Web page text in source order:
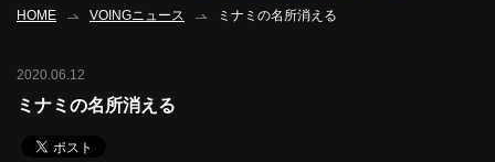
HOME VOINGニュース ミナミの名所消える
2020.06.12
ミナミの名所消える